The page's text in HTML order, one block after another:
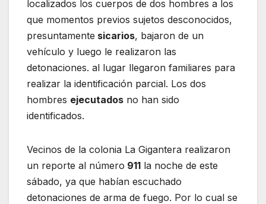
localizados los cuerpos de dos hombres a los
que momentos previos sujetos desconocidos,
presuntamente sicarios, bajaron de un
vehículo y luego le realizaron las
detonaciones. al lugar llegaron familiares para
realizar la identificación parcial. Los dos
hombres ejecutados no han sido
identificados.
Vecinos de la colonia La Gigantera realizaron
un reporte al número 911 la noche de este
sábado, ya que habían escuchado
detonaciones de arma de fuego. Por lo cual se